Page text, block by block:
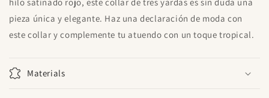
hilo satinado rojo, este collar de tres yardas es sin duda una
pieza única y elegante. Haz una declaración de moda con
este collar y complemente tu atuendo con un toque tropical.
Materials